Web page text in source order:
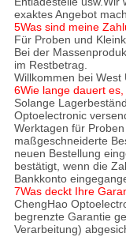
exaktes Angebot
5Was sind meine
Für Proben und
Bei der
im Restbetrag.
Willkommen bei West
6Wie lange dauert
Solange
Optoelectronic
Werktagen für
maßgeschneiderte
neuen Bestellung
bestätigt, wenn die
Bankkonto
7Was deckt Ihre
ChengHao
begrenzte Garantie
Verarbeitung)